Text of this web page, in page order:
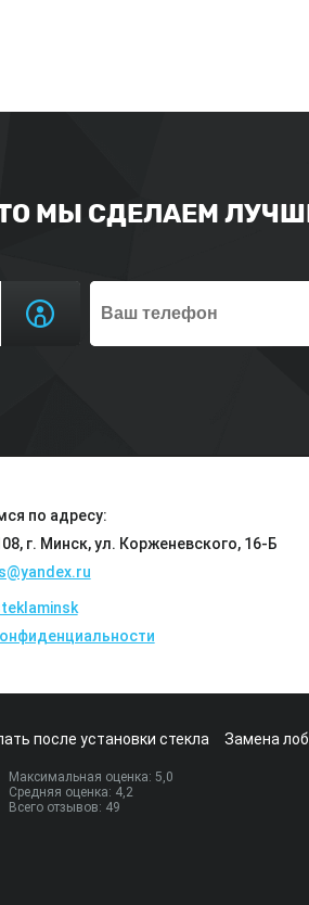
МЫ СДЕЛАЕМ
по адресу:
г. Минск, ул. Корженевского, 16-Б
после установки стекла Замена
Максимальная оценка: 5,0
Средняя оценка: 4,2
Всего отзывов: 49